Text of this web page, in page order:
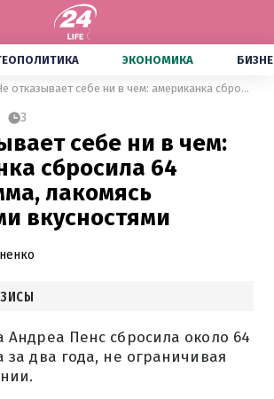
ЭКОНОМИКА
Не отказывает себе ни в чем: американка сбросила 64 килограмма, лакомясь любимыми вкусностями
3
себе ни в чем:
сбросила 64
лакомясь
вкусностями
Андреа Пенс сбросила около 64
за два года, не ограничивая